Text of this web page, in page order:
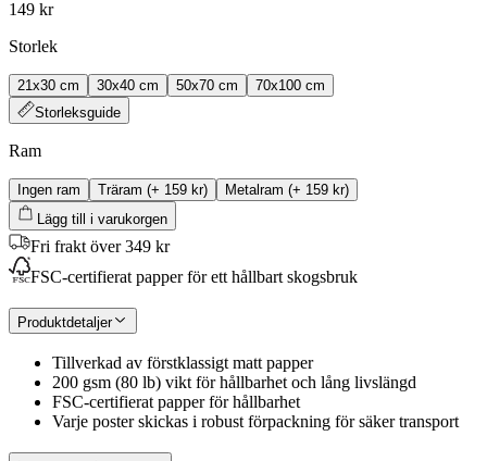
149 kr
Storlek
21x30 cm 30x40 cm 50x70 cm
70x100 cm
Storleksguide
Ram
Ingen ram Träram (+ 159 kr) Metalram (+ 159 kr)
Lägg till i varukorgen
Fri frakt över 349 kr
FSC-certifierat papper för ett hållbart skogsbruk
Produktdetaljer
Tillverkad av förstklassigt matt papper
200 gsm (80 lb) vikt för hållbarhet och lång livslängd
FSC-certifierat papper för hållbarhet
Varje poster skickas i robust förpackning för säker transport